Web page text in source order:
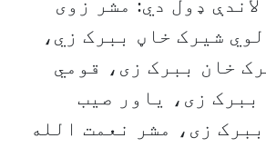
ډول دي: مشر زوی
شیرک خاڼ ببرک زي،
خان ببرک زی، قومي
ببرک زی، یاور صیب
زی، مشر نعمت الله